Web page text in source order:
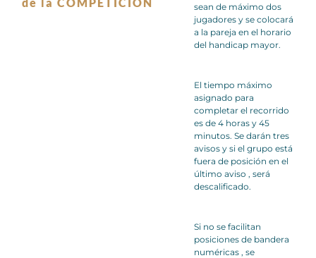
sean de máximo dos
jugadores y se colocará
a la pareja en el horario
del handicap mayor.
El tiempo máximo
asignado para
completar el recorrido
es de 4 horas y 45
minutos. Se darán tres
avisos y si el grupo está
fuera de posición en el
último aviso , será
descalificado.
Si no se facilitan
posiciones de bandera
numéricas , se